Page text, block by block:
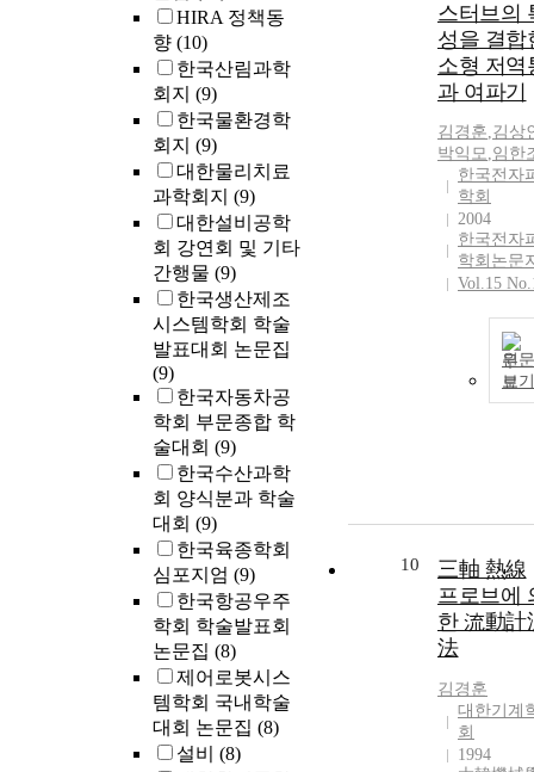
HIRA 정책동
향 (10)
한국산림과학
회지 (9)
한국물환경학
회지 (9)
대한물리치료
과학회지 (9)
대한설비공학
회 강연회 및 기타
간행물 (9)
한국생산제조
시스템학회 학술
발표대회 논문집
(9)
한국자동차공
학회 부문종합 학
술대회 (9)
한국수산과학
회 양식분과 학술
대회 (9)
한국육종학회
심포지엄 (9)
한국항공우주
학회 학술발표회
논문집 (8)
제어로봇시스
템학회 국내학술
대회 논문집 (8)
설비 (8)
스터브의
성을 결합
소형 저역
과 여파기
김경훈,김상
박익모,임한
한국전자
학회
2004
한국전자
학회논문
Vol.15
원문
보기
10
三軸 熱線
프로브에
한 流動計
法
김경훈
대한기계
회
1994